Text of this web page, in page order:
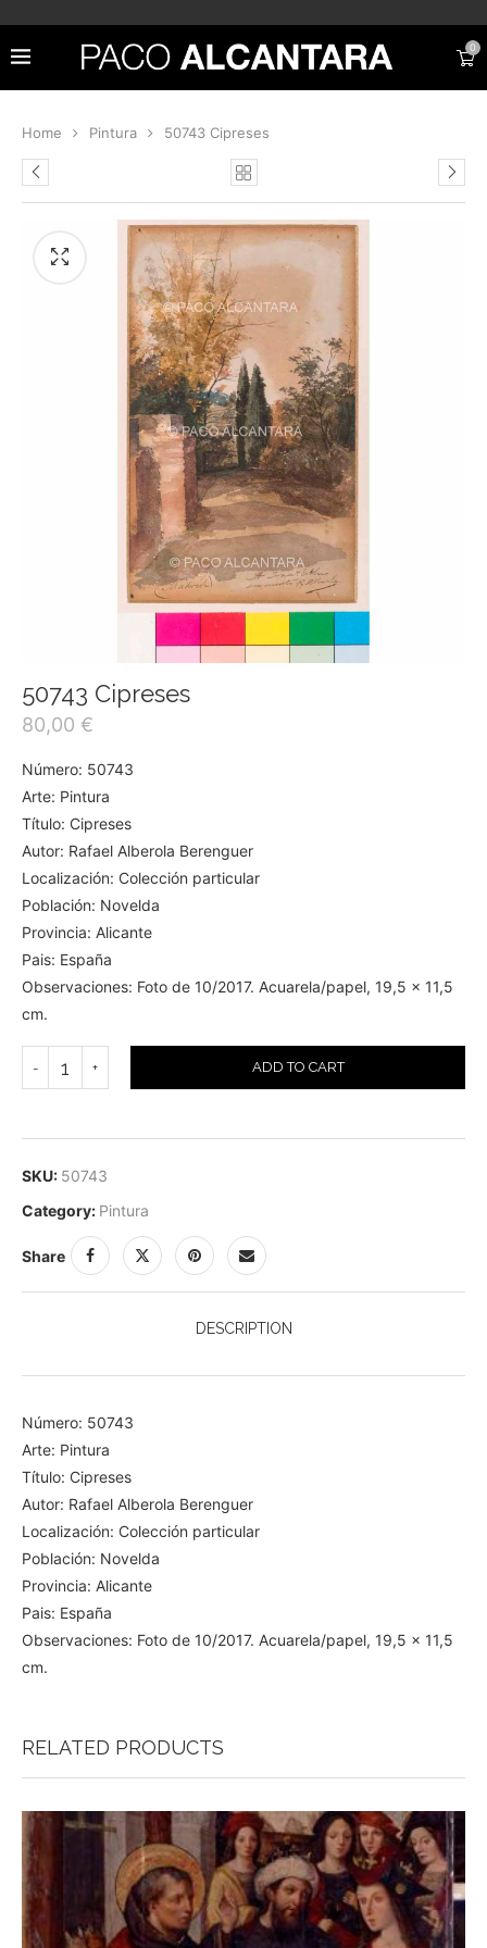
0
Home Pintura 50743 Cipreses
50743 Cipreses
80,00 €
Número: 50743
Arte: Pintura
Título: Cipreses
Autor: Rafael Alberola Berenguer
Localización: Colección particular
Población: Novelda
Provincia: Alicante
Pais: España
Observaciones: Foto de 10/2017. Acuarela/papel, 19,5 x 11,5
cm.
ADD TO CART
SKU: 50743
Category: Pintura
Share
DESCRIPTION
Número: 50743
Arte: Pintura
Título: Cipreses
Autor: Rafael Alberola Berenguer
Localización: Colección particular
Población: Novelda
Provincia: Alicante
Pais: España
Observaciones: Foto de 10/2017. Acuarela/papel, 19,5 x 11,5
cm.
RELATED PRODUCTS